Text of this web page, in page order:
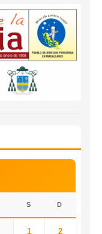
S D
1 2